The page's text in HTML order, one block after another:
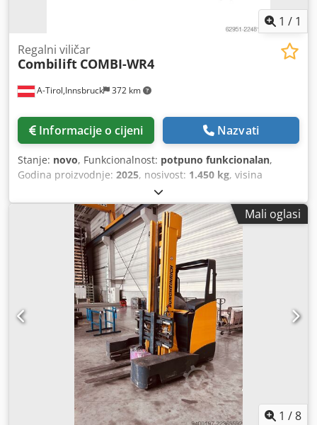
1 / 1
A-Tirol,Innsbruck 372 km
Regalni viličar
Combilift COMBI-WR4
Informacije o cijeni Nazvati
Stanje: novo, Funkcionalnost: potpuno funkcionalan,
Godina proizvodnje: 2025, nosivost: 1.450 kg, visina
, slobodno dizanje:
goriva:električni, vrsta jarbola:dupleks, građevinska
3.050 mm, duljina vilica: 1.070 mm, masa praznog
2.800 kg, ukupna duljina: 1.950 mm, vrsta pogona:
, širina konstrukcije:1.512 mm, Schubmaststapler
Težište tereta: 600 mm Širina vilica: 100 mm Debljina
vilica: 35 mm ISO klasa: ISO klasa 2 = 1.000 - 2.500 kg Tip
jarma: Duplex Stanje: Novo vozilo Tehničko stanje: Novo
Prednje gume - tip: Vulkollan Prednje gume - stanje: Nove
Baterija volt: 24V Baterija Ah: 270Ah Crodpfx Ajzrckyeipof
Tip baterije: PzS Godina proizvodnje baterije: 2025 Stanje
baterije: Novo Opis: Glava upravljačke ručke može se
okrenuti ulijevo ili udesno, što omogućuje operateru bočno
stajanje uz uređaj za potpunu preglednost vilica, tereta i
radnog okruženja, čime se osigurava najveća sigurnost.
Bočni pomak, Bočni pomak 80mm lijevo / 80mm desno
Mali oglasi
1 /8